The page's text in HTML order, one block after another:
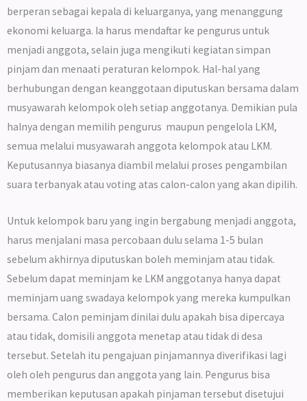
berperan sebagai kepala di keluarganya, yang menanggung
ekonomi keluarga. Ia harus mendaftar ke pengurus untuk
menjadi anggota, selain juga mengikuti kegiatan simpan
pinjam dan menaati peraturan kelompok. Hal-hal yang
berhubungan dengan keanggotaan diputuskan bersama dalam
musyawarah kelompok oleh setiap anggotanya. Demikian pula
halnya dengan memilih pengurus maupun pengelola LKM,
semua melalui musyawarah anggota kelompok atau LKM.
Keputusannya biasanya diambil melalui proses pengambilan
suara terbanyak atau voting atas calon-calon yang akan dipilih.
Untuk kelompok baru yang ingin bergabung menjadi anggota,
harus menjalani masa percobaan dulu selama 1-5 bulan
sebelum akhirnya diputuskan boleh meminjam atau tidak.
Sebelum dapat meminjam ke LKM anggotanya hanya dapat
meminjam uang swadaya kelompok yang mereka kumpulkan
bersama. Calon peminjam dinilai dulu apakah bisa dipercaya
atau tidak, domisili anggota menetap atau tidak di desa
tersebut. Setelah itu pengajuan pinjamannya diverifikasi lagi
oleh oleh pengurus dan anggota yang lain. Pengurus bisa
memberikan keputusan apakah pinjaman tersebut disetujui